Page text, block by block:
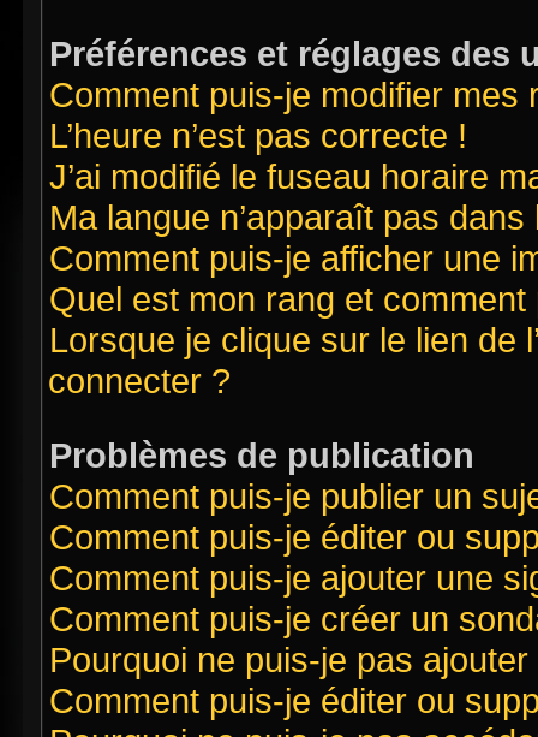
Préférences et réglages des
Comment puis-je modifier mes
L’heure n’est pas correcte !
J’ai modifié le fuseau horaire
Ma langue n’apparaît pas dans
Comment puis-je afficher une
Quel est mon rang et
Lorsque je clique sur le lien de
connecter ?
Problèmes de publication
Comment puis-je publier un
Comment puis-je éditer ou
Comment puis-je ajouter une
Comment puis-je créer un
Pourquoi ne puis-je pas
Comment puis-je éditer ou